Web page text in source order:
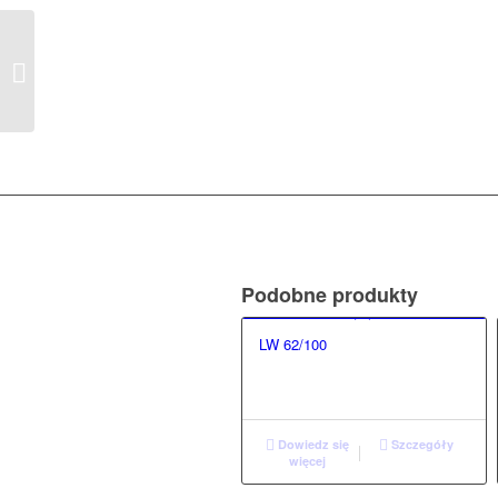
Podobne produkty
LW 62/100
Dowiedz się
więcej
Szczegóły